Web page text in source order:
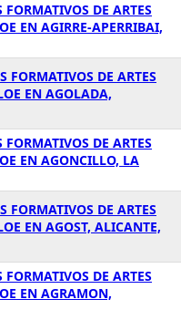
DE ARTES
EN AGIRRE-APERRIBAI,
FORMATIVOS DE ARTES
EN AGOLADA,
DE ARTES
EN AGONCILLO, LA
FORMATIVOS DE ARTES
EN AGOST, ALICANTE,
DE ARTES
EN AGRAMON,